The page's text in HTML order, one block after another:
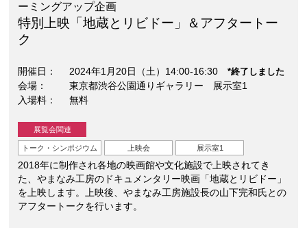
ーミングアップ企画
特別上映「地蔵とリビドー」＆アフタートー
ク
開催日 2024年1月20日（土）14:00-16:30*終了しました
会場
東京都渋谷公園通りギャラリー 展示室1
入場料
無料
展覧会関連
トーク・シンポジウム 上映会 展示室1
2018年に制作され各地の映画館や文化施設で上映されてき
た、やまなみ工房のドキュメンタリー映画「地蔵とリビドー」
を上映します。上映後、やまなみ工房施設長の山下完和氏との
アフタートークを行います。